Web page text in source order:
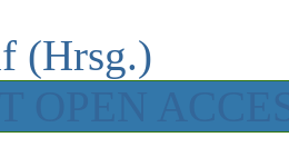
(Hrsg.)